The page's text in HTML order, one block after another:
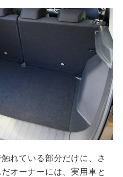
れている部分だけに、さ
オーナーには、実用車と